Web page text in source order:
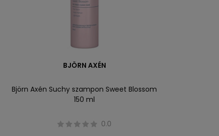
BJÖRN AXÉN
Björn Axén Suchy szampon Sweet Blossom
150 ml
0.0